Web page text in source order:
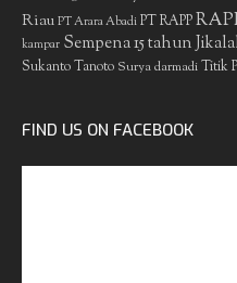
Riau PT Arara Abadi PT RAPP
kampar Sempena 15 tahun
Sukanto Tanoto Surya darmadiTitik
FIND US ON FACEBOOK